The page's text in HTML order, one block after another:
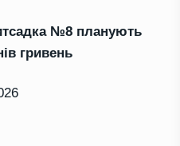
№8 планують
гривень